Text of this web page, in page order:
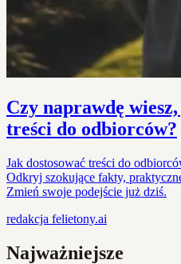
Czy naprawdę
treści do odbiorców?
Jak dostosować treści do
Odkryj szokujące fakty,
Zmień swoje podejście już dziś.
redakcja felietony.ai
Najważniejsze